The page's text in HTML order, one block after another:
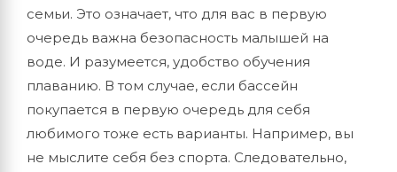
семьи. Это означает, что для вас в первую
очередь важна безопасность малышей на
воде. И разумеется, удобство обучения
плаванию. В том случае, если бассейн
покупается в первую очередь для себя
любимого тоже есть варианты. Например, вы
не мыслите себя без спорта. Следовательно,